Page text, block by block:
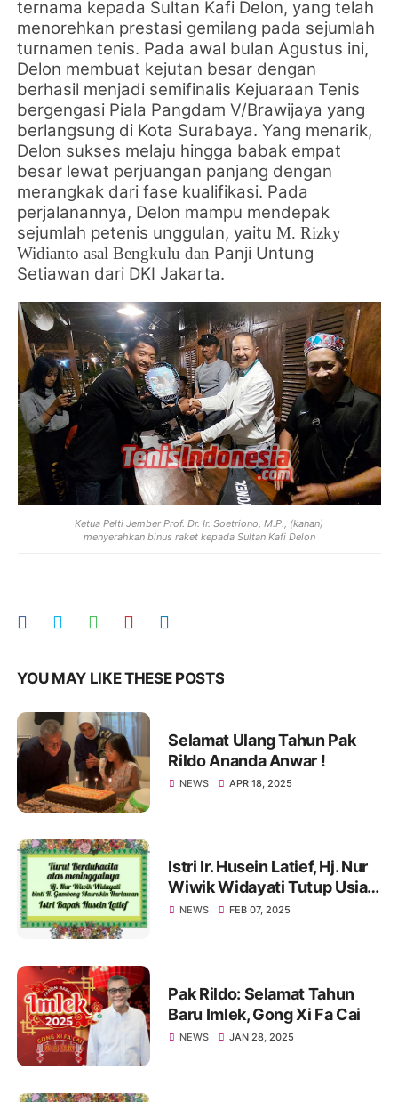
ternama kepada Sultan Kafi Delon, yang telah
menorehkan prestasi gemilang pada sejumlah
turnamen tenis. Pada awal bulan Agustus ini,
Delon membuat kejutan besar dengan
berhasil menjadi semifinalis Kejuaraan Tenis
bergengasi Piala Pangdam V/Brawijaya yang
berlangsung di Kota Surabaya. Yang menarik,
Delon sukses melaju hingga babak empat
besar lewat perjuangan panjang dengan
merangkak dari fase kualifikasi. Pada
perjalanannya, Delon mampu mendepak
sejumlah petenis unggulan, yaituM. Rizky
Widianto asal Bengkulu dan Panji Untung
Setiawan dari DKI Jakarta.
Ketua Pelti Jember Prof. Dr. Ir. Soetriono, M.P., (kanan)
menyerahkan binus raket kepada Sultan Kafi Delon
YOU MAY LIKE THESE POSTS
Selamat Ulang Tahun Pak
Rildo Ananda Anwar !
NEWS APR 18, 2025
Istri Ir. Husein Latief, Hj. Nur
Wiwik Widayati Tutup Usia.
Pak Rildo Sampaikan
NEWS FEB 07, 2025
Pak Rildo: Selamat Tahun
Baru Imlek, Gong Xi Fa Cai
NEWS JAN 28, 2025